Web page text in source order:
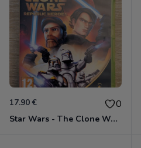
17.90 € 0
Star Wars - The Clone Wars - Les Héros De La République Xbox 360